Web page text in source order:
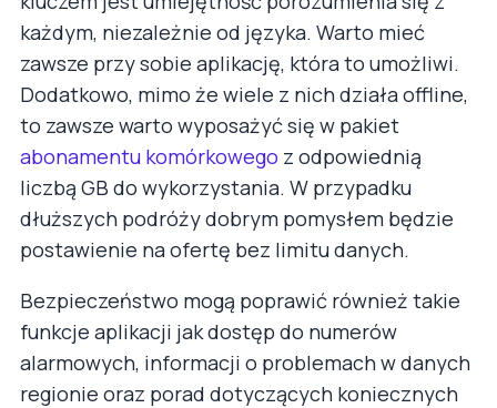
każdym, niezależnie od języka. Warto mieć
zawsze przy sobie aplikację, która to umożliwi.
Dodatkowo, mimo że wiele z nich działa offline,
to zawsze warto wyposażyć się w pakiet
abonamentu komórkowego z odpowiednią
liczbą GB do wykorzystania. W przypadku
dłuższych podróży dobrym pomysłem będzie
postawienie na ofertę bez limitu danych.
Bezpieczeństwo mogą poprawić również takie
funkcje aplikacji jak dostęp do numerów
alarmowych, informacji o problemach w danych
regionie oraz porad dotyczących koniecznych